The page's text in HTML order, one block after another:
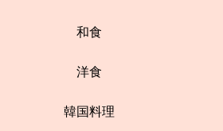
和食
洋食
韓国料理